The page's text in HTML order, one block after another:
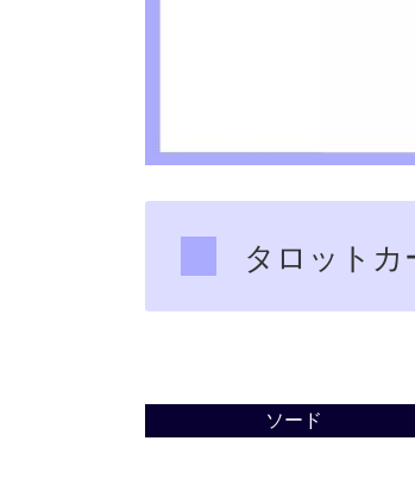
タロットカ
ソード